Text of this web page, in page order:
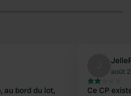
août
Ce CP